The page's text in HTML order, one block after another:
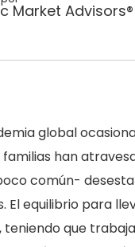
Market Advisors®
global
han
común-
El equilibrio para
teniendo que